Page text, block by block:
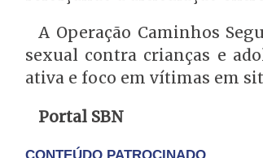
A Operação Caminhos
sexual contra crianças e
ativa e foco em vítimas em
Portal SBN